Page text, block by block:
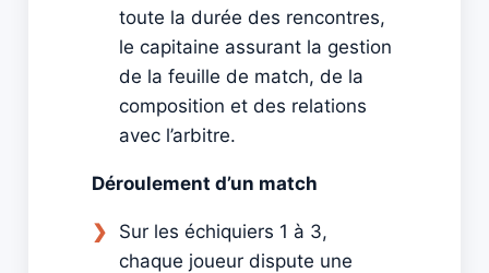
toute la durée des rencontres,
le capitaine assurant la gestion
de la feuille de match, de la
composition et des relations
avec l’arbitre.
Déroulement d’un match
Sur les échiquiers 1 à 3,
chaque joueur dispute une